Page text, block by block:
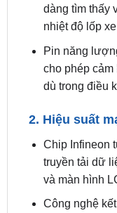
Pin năng
cho phép cảm
dù trong điều
2. Hiệu suất
truyền tải dữ
và màn hình
Công nghệ
động tức thì
bắt tình hình